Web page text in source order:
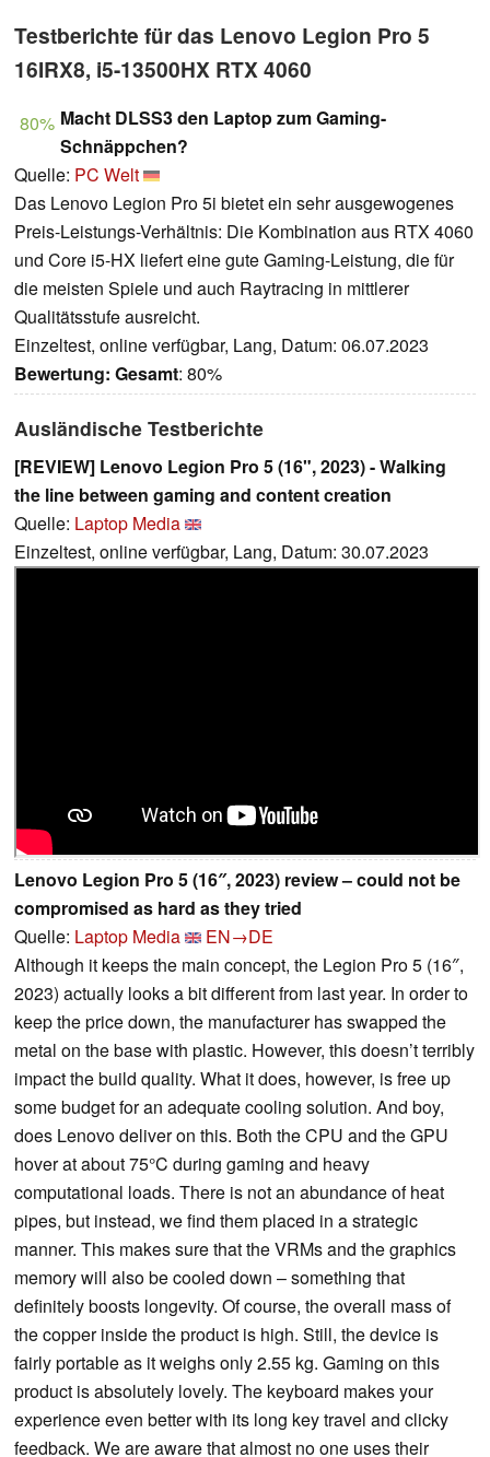
Testberichte für das Lenovo Legion Pro 5
16IRX8, i5-13500HX RTX 4060
80% Macht DLSS3 den Laptop zum Gaming-
Schnäppchen?
Quelle: PC Welt
Das Lenovo Legion Pro 5i bietet ein sehr ausgewogenes
Preis-Leistungs-Verhältnis: Die Kombination aus RTX 4060
und Core i5-HX liefert eine gute Gaming-Leistung, die für
die meisten Spiele und auch Raytracing in mittlerer
Qualitätsstufe ausreicht.
Einzeltest, online verfügbar, Lang, Datum: 06.07.2023
Bewertung: Gesamt: 80%
Ausländische Testberichte
[REVIEW] Lenovo Legion Pro 5 (16", 2023) - Walking
the line between gaming and content creation
Quelle: Laptop Media
Einzeltest, online verfügbar, Lang, Datum: 30.07.2023
Lenovo Legion Pro 5 (16″, 2023) review – could not be
compromised as hard as they tried
Quelle: Laptop Media
EN→DE
Although it keeps the main concept, the Legion Pro 5 (16″,
2023) actually looks a bit different from last year. In order to
keep the price down, the manufacturer has swapped the
metal on the base with plastic. However, this doesn’t terribly
impact the build quality. What it does, however, is free up
some budget for an adequate cooling solution. And boy,
does Lenovo deliver on this. Both the CPU and the GPU
hover at about 75°C during gaming and heavy
computational loads. There is not an abundance of heat
pipes, but instead, we find them placed in a strategic
manner. This makes sure that the VRMs and the graphics
memory will also be cooled down – something that
definitely boosts longevity. Of course, the overall mass of
the copper inside the product is high. Still, the device is
fairly portable as it weighs only 2.55 kg. Gaming on this
product is absolutely lovely. The keyboard makes your
experience even better with its long key travel and clicky
feedback. We are aware that almost no one uses their